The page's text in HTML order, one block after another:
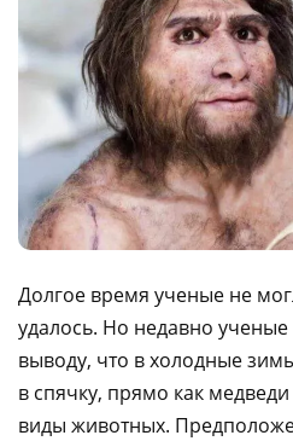
Долгое время ученые не
удалось. Но недавно
выводу, что в холодные
в спячку, прямо как
виды животных.